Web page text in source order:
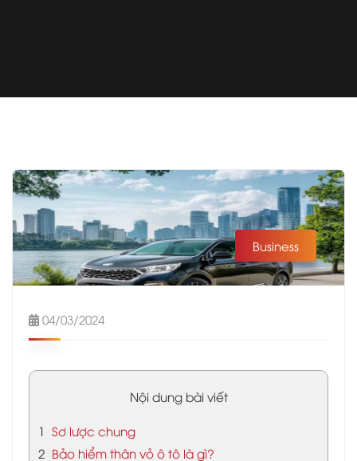
Business
04/03/2024
Nội dung bài viết
1 Sơ lược chung
2 Bảo hiểm thân vỏ ô tô là gì?